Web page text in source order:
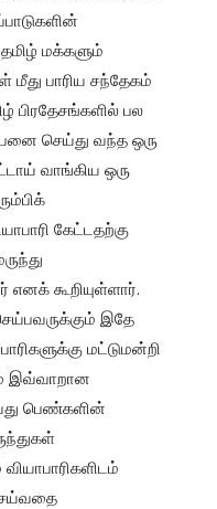
மக்களும்
பாரிய சந்தேகம்
பிரதேசங்களில் பல
செய்து வந்த ஒரு
வாங்கிய ஒரு
கேட்டதற்கு
கூறியுள்ளார்.
இதே
மட்டுமன்றி
இவ்வாறான
பெண்களின்